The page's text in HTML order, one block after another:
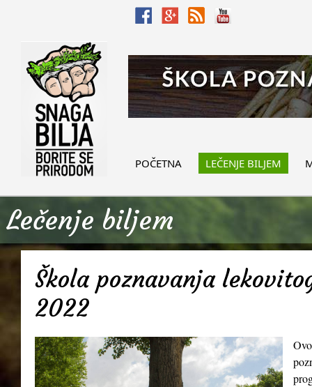
POČETNA LEČENJE BILJEM
Lečenje biljem
Škola poznavanja
2022